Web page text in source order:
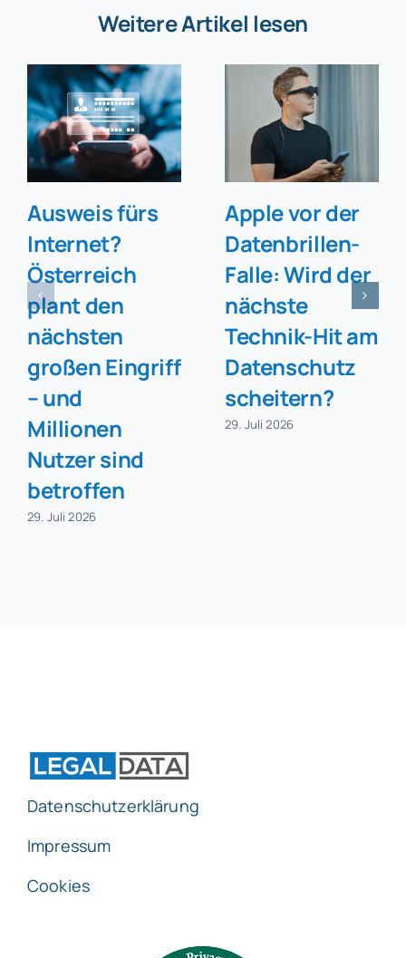
Weitere Artikel lesen
Ausweis fürs
Internet?
Österreich
plant den
nächsten
großen Eingriff
– und
Millionen
Nutzer sind
betroffen
29. Juli 2026
Apple vor der
Datenbrillen-
Falle: Wird der
nächste
Technik-Hit am
Datenschutz
scheitern?
29. Juli 2026
Datenschutzerklärung
Impressum
Cookies